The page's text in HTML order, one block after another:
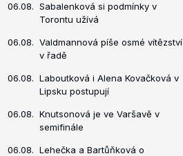
06.08. Sabalenková si podmínky v
Torontu užívá
06.08. Valdmannová píše osmé vítězství
v řadě
06.08. Laboutková i Alena Kovačková v
Lipsku postupují
06.08. Knutsonová je ve Varšavě v
semifinále
06.08. Lehečka a Bartůňková o